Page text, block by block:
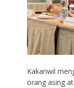
Kakanwil
orang asing